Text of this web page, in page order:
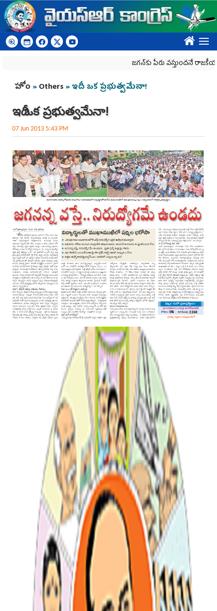
Skip to main content
????
జగన్‌కు పేరు వస్తుందనే రాజకీయ కక్షతో
You are here
హోం »Others» ఇదీ ఒక ప్రభుత్వమేనా!
ఇదీ ఒక ప్రభుత్వమేనా!
07 Jun 2013 5:43 PM